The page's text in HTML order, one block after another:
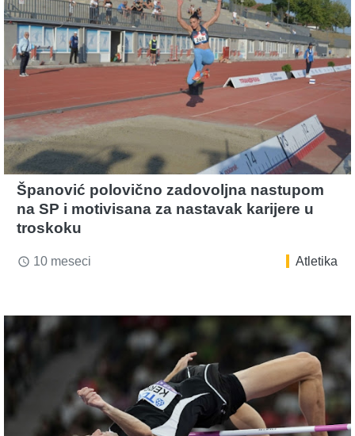
Španović polovično zadovoljna nastupom
na SP i motivisana za nastavak karijere u
troskoku
access_time 10 meseci Atletika